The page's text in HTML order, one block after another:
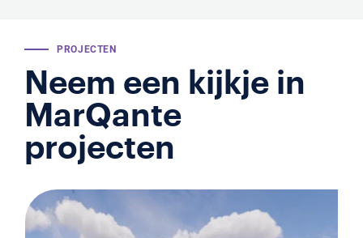
PROJECTEN
Neem een kijkje in
MarQante
projecten